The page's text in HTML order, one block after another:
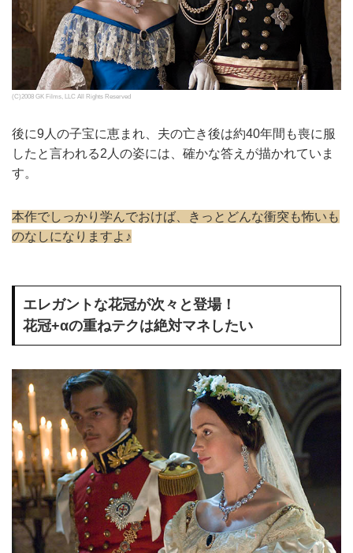
(C)2008 GK Films, LLC All Rights Reserved
後に9人の子宝に恵まれ、夫の亡き後は約40年間も喪に服
したと言われる2人の姿には、確かな答えが描かれていま
す。
本作でしっかり学んでおけば、きっとどんな衝突も怖いも
のなしになりますよ♪
エレガントな花冠が次々と登場！
花冠+αの重ねテクは絶対マネしたい